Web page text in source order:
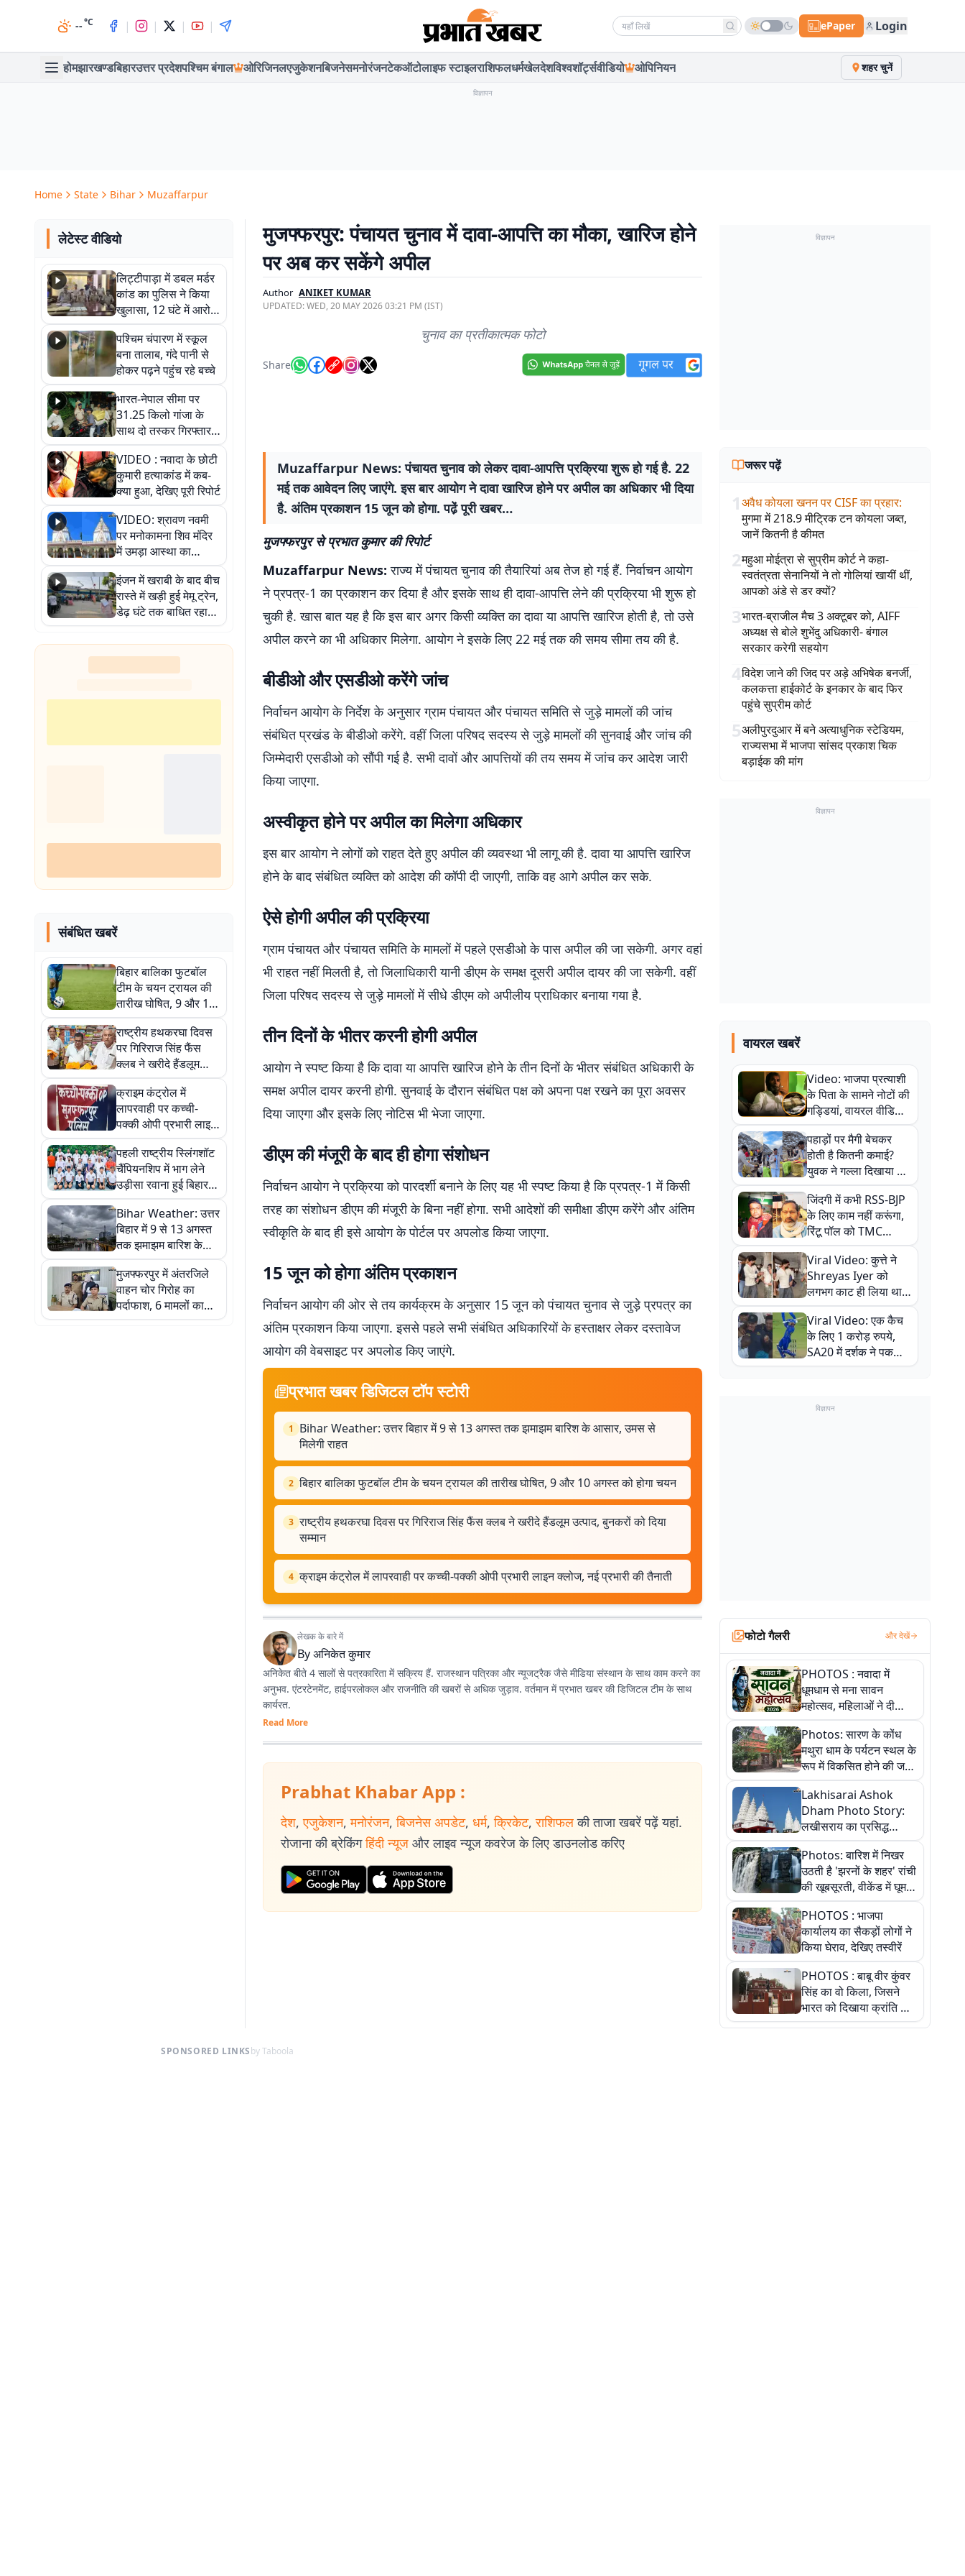
--°C | | | | Search news ePaper Login
होमझारखण्डबिहारउत्तर प्रदेशपश्चिम बंगाल ओरिजिनलएजुकेशनबिजनेसमनोरंजनटेकऑटोलाइफ स्टाइलराशिफलधर्मखेलदेशविश्वशॉर्ट्सवीडियो ओपिनियन शहर चुनें
विज्ञापन
Home State Bihar Muzaffarpur
लेटेस्ट वीडियो
लिट्टीपाड़ा में डबल मर्डर
कांड का पुलिस ने किया
खुलासा, 12 घंटे में आरोपी
गिरफ्तार
पश्चिम चंपारण में स्कूल
बना तालाब, गंदे पानी से
होकर पढ़ने पहुंच रहे बच्चे
भारत-नेपाल सीमा पर
31.25 किलो गांजा के
साथ दो तस्कर गिरफ्तार,
नेपाली नंबर की बाइक
जब्त
VIDEO : नवादा के छोटी
कुमारी हत्याकांड में कब-
क्या हुआ, देखिए पूरी रिपोर्ट
VIDEO: श्रावण नवमी
पर मनोकामना शिव मंदिर
में उमड़ा आस्था का
सैलाब, हर-हर महादेव के
जयघोष से गूंजा परिसर
इंजन में खराबी के बाद बीच
रास्ते में खड़ी हुई मेमू ट्रेन,
डेढ़ घंटे तक बाधित रहा
आवागमन
संबंधित खबरें
बिहार बालिका फुटबॉल
टीम के चयन ट्रायल की
तारीख घोषित, 9 और 10
अगस्त को होगा चयन
राष्ट्रीय हथकरघा दिवस
पर गिरिराज सिंह फैंस
क्लब ने खरीदे हैंडलूम
उत्पाद, बुनकरों को दिया
सम्मान
क्राइम कंट्रोल में
लापरवाही पर कच्ची-
पक्की ओपी प्रभारी लाइन
क्लोज, नई प्रभारी की
तैनाती
पहली राष्ट्रीय स्लिंगशॉट
चैंपियनशिप में भाग लेने
उड़ीसा रवाना हुई बिहार
टीम
Bihar Weather: उत्तर
बिहार में 9 से 13 अगस्त
तक झमाझम बारिश के
आसार, उमस से मिलेगी
राहत
मुजफ्फरपुर में अंतरजिले
वाहन चोर गिरोह का
पर्दाफाश, 6 मामलों का
खुलासा, एक अरेस्ट
मुजफ्फरपुर: पंचायत चुनाव में दावा-आपत्ति का मौका, खारिज होने
पर अब कर सकेंगे अपील
Author ANIKET KUMAR
UPDATED:WED, 20 MAY 2026 03:21 PM (IST)
चुनाव का प्रतीकात्मक फोटो
Share
Muzaffarpur News: पंचायत चुनाव को लेकर दावा-आपत्ति प्रक्रिया शुरू हो गई है. 22
मई तक आवेदन लिए जाएंगे. इस बार आयोग ने दावा खारिज होने पर अपील का अधिकार भी दिया
है. अंतिम प्रकाशन 15 जून को होगा. पढे़ं पूरी खबर…
मुजफ्फरपुर से प्रभात कुमार की रिपोर्ट
Muzaffarpur News: राज्य में पंचायत चुनाव की तैयारियां अब तेज हो गई हैं. निर्वाचन आयोग
ने प्रपत्र-1 का प्रकाशन कर दिया है और इसके साथ ही दावा-आपत्ति लेने की प्रक्रिया भी शुरू हो
चुकी है. खास बात यह है कि इस बार अगर किसी व्यक्ति का दावा या आपत्ति खारिज होती है, तो उसे
अपील करने का भी अधिकार मिलेगा. आयोग ने इसके लिए 22 मई तक की समय सीमा तय की है.
बीडीओ और एसडीओ करेंगे जांच
निर्वाचन आयोग के निर्देश के अनुसार ग्राम पंचायत और पंचायत समिति से जुड़े मामलों की जांच
संबंधित प्रखंड के बीडीओ करेंगे. वहीं जिला परिषद सदस्य से जुड़े मामलों की सुनवाई और जांच की
जिम्मेदारी एसडीओ को सौंपी गई है. सभी दावों और आपत्तियों की तय समय में जांच कर आदेश जारी
किया जाएगा.
अस्वीकृत होने पर अपील का मिलेगा अधिकार
इस बार आयोग ने लोगों को राहत देते हुए अपील की व्यवस्था भी लागू की है. दावा या आपत्ति खारिज
होने के बाद संबंधित व्यक्ति को आदेश की कॉपी दी जाएगी, ताकि वह आगे अपील कर सके.
ऐसे होगी अपील की प्रक्रिया
ग्राम पंचायत और पंचायत समिति के मामलों में पहले एसडीओ के पास अपील की जा सकेगी. अगर वहां
भी राहत नहीं मिलती है, तो जिलाधिकारी यानी डीएम के समक्ष दूसरी अपील दायर की जा सकेगी. वहीं
जिला परिषद सदस्य से जुड़े मामलों में सीधे डीएम को अपीलीय प्राधिकार बनाया गया है.
तीन दिनों के भीतर करनी होगी अपील
आयोग ने स्पष्ट किया है कि दावा या आपत्ति खारिज होने के तीन दिनों के भीतर संबंधित अधिकारी के
समक्ष अपील दायर करनी होगी. सुनवाई के दौरान संबंधित पक्ष को अपना पक्ष रखने का पूरा अवसर
दिया जाएगा और इसके लिए नोटिस भी भेजा जाएगा.
डीएम की मंजूरी के बाद ही होगा संशोधन
निर्वाचन आयोग ने प्रक्रिया को पारदर्शी बनाने के लिए यह भी स्पष्ट किया है कि प्रपत्र-1 में किसी
तरह का संशोधन डीएम की मंजूरी के बिना नहीं होगा. सभी आदेशों की समीक्षा डीएम करेंगे और अंतिम
स्वीकृति के बाद ही इसे आयोग के पोर्टल पर अपलोड किया जाएगा.
15 जून को होगा अंतिम प्रकाशन
निर्वाचन आयोग की ओर से तय कार्यक्रम के अनुसार 15 जून को पंचायत चुनाव से जुड़े प्रपत्र का
अंतिम प्रकाशन किया जाएगा. इससे पहले सभी संबंधित अधिकारियों के हस्ताक्षर लेकर दस्तावेज
आयोग की वेबसाइट पर अपलोड किए जाएंगे.
प्रभात खबर डिजिटल टॉप स्टोरी
1
Bihar Weather: उत्तर बिहार में 9 से 13 अगस्त तक झमाझम बारिश के आसार, उमस से
मिलेगी राहत
2 बिहार बालिका फुटबॉल टीम के चयन ट्रायल की तारीख घोषित, 9 और 10 अगस्त को होगा चयन
3 राष्ट्रीय हथकरघा दिवस पर गिरिराज सिंह फैंस क्लब ने खरीदे हैंडलूम उत्पाद, बुनकरों को दिया
सम्मान
4 क्राइम कंट्रोल में लापरवाही पर कच्ची-पक्की ओपी प्रभारी लाइन क्लोज, नई प्रभारी की तैनाती
लेखक के बारे में
Byअनिकेत कुमार
अनिकेत बीते 4 सालों से पत्रकारिता में सक्रिय हैं. राजस्थान पत्रिका और न्यूजट्रैक जैसे मीडिया संस्थान के साथ काम करने का
अनुभव. एंटरटेनमेंट, हाईपरलोकल और राजनीति की खबरों से अधिक जुड़ाव. वर्तमान में प्रभात खबर की डिजिटल टीम के साथ
कार्यरत.
Read More
Prabhat Khabar App :
देश, एजुकेशन, मनोरंजन, बिजनेस अपडेट, धर्म, क्रिकेट, राशिफल की ताजा खबरें पढ़ें यहां.
रोजाना की ब्रेकिंग हिंदी न्यूज और लाइव न्यूज कवरेज के लिए डाउनलोड करिए
विज्ञापन
जरूर पढ़ें
1अवैध कोयला खनन पर CISF का प्रहार:
मुगमा में 218.9 मीट्रिक टन कोयला जब्त,
जानें कितनी है कीमत
2महुआ मोईत्रा से सुप्रीम कोर्ट ने कहा-
स्वतंत्रता सेनानियों ने तो गोलियां खायीं थीं,
आपको अंडे से डर क्यों?
3भारत-ब्राजील मैच 3 अक्टूबर को, AIFF
अध्यक्ष से बोले शुभेंदु अधिकारी- बंगाल
सरकार करेगी सहयोग
4विदेश जाने की जिद पर अड़े अभिषेक बनर्जी,
कलकत्ता हाईकोर्ट के इनकार के बाद फिर
पहुंचे सुप्रीम कोर्ट
5अलीपुरदुआर में बने अत्याधुनिक स्टेडियम,
राज्यसभा में भाजपा सांसद प्रकाश चिक
बड़ाईक की मांग
विज्ञापन
वायरल खबरें
Video: भाजपा प्रत्याशी
के पिता के सामने नोटों की
गड्डियां, वायरल वीडियो
से राजनीति में उबाल,
अजित महतो बोले- TMC
की गंदी चाल
पहाड़ों पर मैगी बेचकर
होती है कितनी कमाई?
युवक ने गल्ला दिखाया तो
नौकरी वालों के खड़े हो गए
कान
जिंदगी में कभी RSS-BJP
के लिए काम नहीं करूंगा,
रिंटू पॉल को TMC
ऑफिस में ले जाकर पीटा,
Video वायरल
Viral Video: कुत्ते ने
Shreyas Iyer को
लगभग काट ही लिया था,
न्यूजीलैंड सीरीज से पहले
बाल-बाल बचे
Viral Video: एक कैच
के लिए 1 करोड़ रुपये,
SA20 में दर्शक ने पकड़ा
एक हाथ से गजब का कैच
विज्ञापन
फोटो गैलरी और देखें
PHOTOS : नवादा में
धूमधाम से मना सावन
महोत्सव, महिलाओं ने दी
सांस्कृतिक प्रस्तुतियां
Photos: सारण के कोंध
मथुरा धाम के पर्यटन स्थल के
रूप में विकसित होने की जगी
आस, 9 तस्वीरों में देखें पूरी
कहानी
Lakhisarai Ashok
Dham Photo Story:
लखीसराय का प्रसिद्ध
अशोक धाम—आस्था,
श्रृंगार, अनुष्ठान और
अलौकिक संध्या आरती के
विहंगम दृश्य
Photos: बारिश में निखर
उठती है 'झरनों के शहर' रांची
की खूबसूरती, वीकेंड में घूम
आएं ये 5 वादियां
PHOTOS : भाजपा
कार्यालय का सैकड़ों लोगों ने
किया घेराव, देखिए तस्वीरें
PHOTOS : बाबू वीर कुंवर
सिंह का वो किला, जिसने
भारत को दिखाया क्रांति का
रास्ता: तस्वीरों में देखिए
SPONSORED LINKSby Taboola